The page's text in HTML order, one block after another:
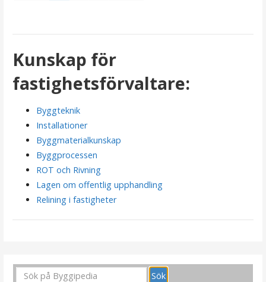
Kunskap för
fastighetsförvaltare:
Byggteknik
Installationer
Byggmaterialkunskap
Byggprocessen
ROT och Rivning
Lagen om offentlig upphandling
Relining i fastigheter